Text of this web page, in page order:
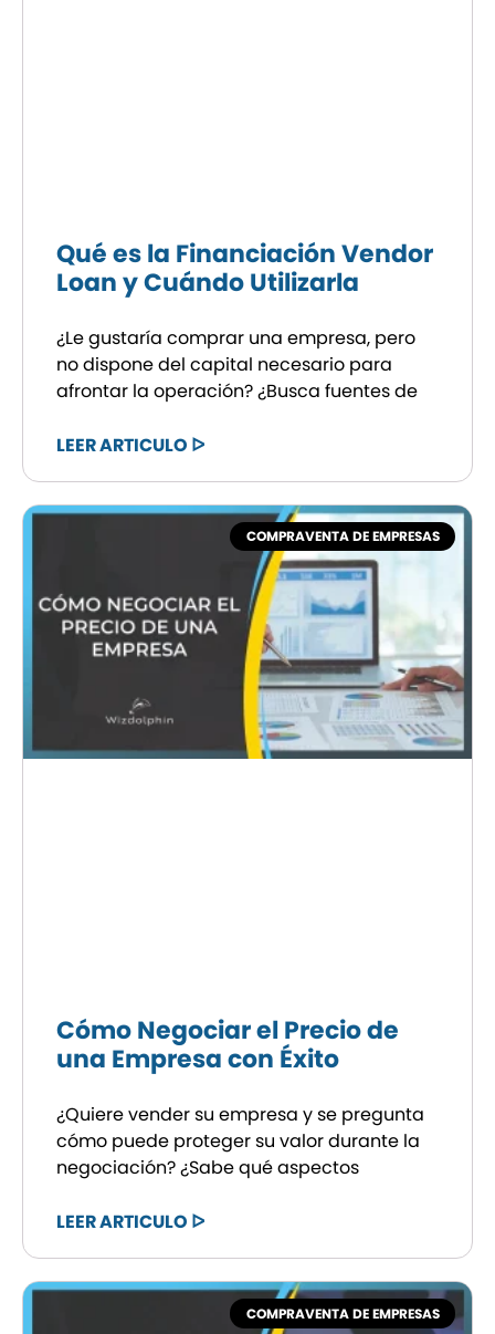
Qué es la Financiación Vendor
Loan y Cuándo Utilizarla
¿Le gustaría comprar una empresa, pero
no dispone del capital necesario para
afrontar la operación? ¿Busca fuentes de
LEER ARTICULO ᐅ
COMPRAVENTA DE EMPRESAS
Cómo Negociar el Precio de
una Empresa con Éxito
¿Quiere vender su empresa y se pregunta
cómo puede proteger su valor durante la
negociación? ¿Sabe qué aspectos
LEER ARTICULO ᐅ
COMPRAVENTA DE EMPRESAS